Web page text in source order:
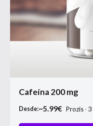
Cafeína 200 mg
Desde:~5.99€ Prozis 3